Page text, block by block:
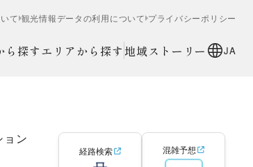
て 観光情報データの利用について プライバシーポリシー
ら探すエリアから探す 地域ストーリー JA
ョン
経路検索 混雑予想